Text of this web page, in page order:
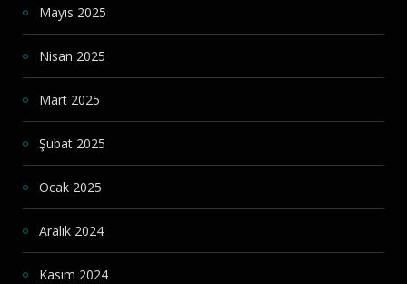
Mayıs 2025
Nisan 2025
Mart 2025
Şubat 2025
Ocak 2025
Aralık 2024
Kasım 2024